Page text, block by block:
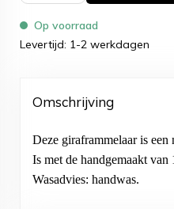
Op voorraad
Levertijd: 1-2 werkdagen
Omschrijving
Deze giraframmelaar is
Is met de handgemaakt van
Wasadvies: handwas.